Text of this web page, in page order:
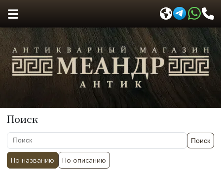
Поиск
Поиск
По названию По описанию